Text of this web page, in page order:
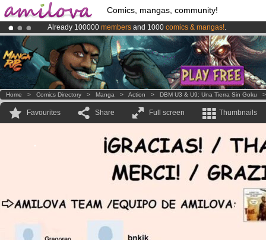
Comics, mangas, community!
Already 100000 members and 1000 comics & mangas!.
Premium membership from3.95 eurosper month !Get membership
AmilovaKickstarter is now LIVE!.
Home > Comics Directory > Manga > Action > DBM U3 & U9: Una Tierra Sin Goku
Favourites Share Full screen Thumbnails
.